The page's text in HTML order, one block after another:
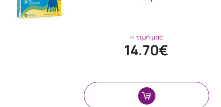
Η τιμή μας
14.70€